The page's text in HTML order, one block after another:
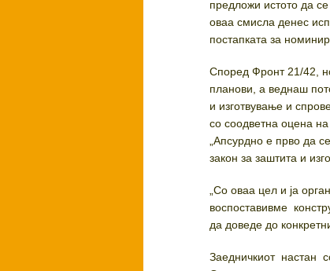
предложи истото да
оваа смисла денес
постапката за
Според Фронт 21/42,
планови, а веднаш
и изготвување и
со соодветна оцена
„Апсурдно е прво да
закон за заштита и
„Со оваа цел и ја
воспоставивме
да доведе до
Заедничкиот настан